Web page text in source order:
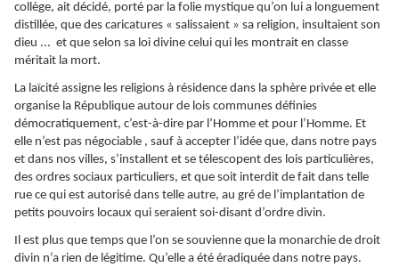
collège, ait décidé, porté par la folie mystique qu’on lui a longuement
distillée, que des caricatures « salissaient » sa religion, insultaient son
dieu ... et que selon sa loi divine celui qui les montrait en classe
méritait la mort.
La laïcité assigne les religions à résidence dans la sphère privée et elle
organise la République autour de lois communes définies
démocratiquement, c’est-à-dire par l’Homme et pour l’Homme. Et
elle n’est pas négociable , sauf à accepter l’idée que, dans notre pays
et dans nos villes, s’installent et se télescopent des lois particulières,
des ordres sociaux particuliers, et que soit interdit de fait dans telle
rue ce qui est autorisé dans telle autre, au gré de l’implantation de
petits pouvoirs locaux qui seraient soi-disant d’ordre divin.
Il est plus que temps que l’on se souvienne que la monarchie de droit
divin n’a rien de légitime. Qu’elle a été éradiquée dans notre pays.